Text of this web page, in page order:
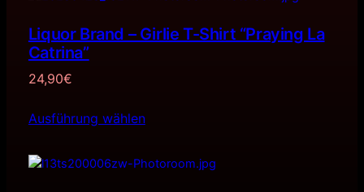
Liquor Brand – Girlie T-Shirt “Praying La
Catrina”
24,90€
Ausführung wählen